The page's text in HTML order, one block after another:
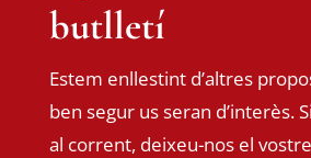
butlletí
Estem enllestint d’altres
ben segur us seran d’interès.
al corrent, deixeu-nos el